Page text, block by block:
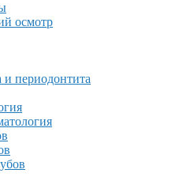
осмотр
и периодонтита